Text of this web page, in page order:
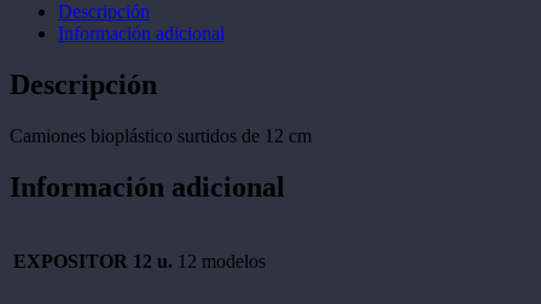
Descripción
Información adicional
Descripción
Camiones bioplástico surtidos de 12 cm
Información adicional
EXPOSITOR 12 u. 12 modelos